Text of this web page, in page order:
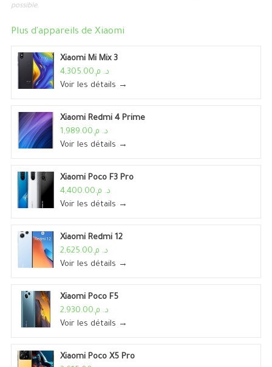
possible.
Plus d'appareils de Xiaomi
Xiaomi Mi Mix 3
د. م.4,305.00
Voir les détails →
Xiaomi Redmi 4 Prime
د. م.1,989.00
Voir les détails →
Xiaomi Poco F3 Pro
د. م.4,400.00
Voir les détails →
Xiaomi Redmi 12
د. م.2,625.00
Voir les détails →
Xiaomi Poco F5
د. م.2,930.00
Voir les détails →
Xiaomi Poco X5 Pro